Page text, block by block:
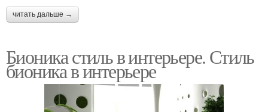
читать дальше →
Бионика стиль в интерьере. Стиль
бионика в интерьере